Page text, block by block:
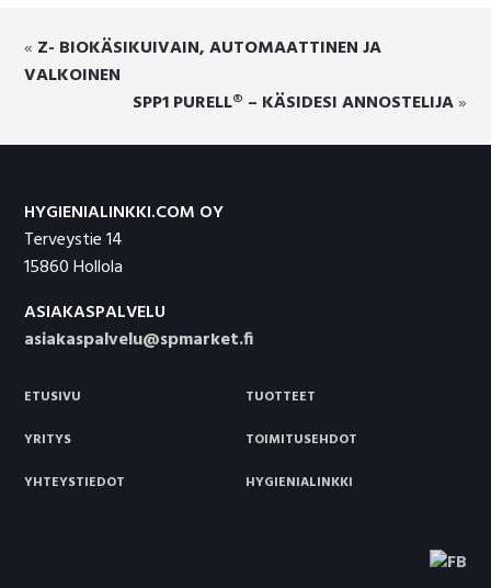
« Z- BIOKÄSIKUIVAIN, AUTOMAATTINEN JA
VALKOINEN
SPP1 PURELL® – KÄSIDESI ANNOSTELIJA»
HYGIENIALINKKI.COM OY
Terveystie 14
15860 Hollola
ASIAKASPALVELU
asiakaspalvelu@spmarket.fi
ETUSIVU
TUOTTEET
YRITYS
TOIMITUSEHDOT
YHTEYSTIEDOT
HYGIENIALINKKI